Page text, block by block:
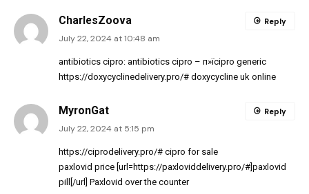
CharlesZoova
July 22, 2024 at 10:48 am
antibiotics cipro: antibiotics cipro – п»їcipro generic
https://doxycyclinedelivery.pro/# doxycycline uk online
Reply
MyronGat
July 22, 2024 at 5:15 pm
https://ciprodelivery.pro/# cipro for sale
paxlovid price [url=https://paxloviddelivery.pro/#]paxlovid
pill[/url] Paxlovid over the counter
Reply